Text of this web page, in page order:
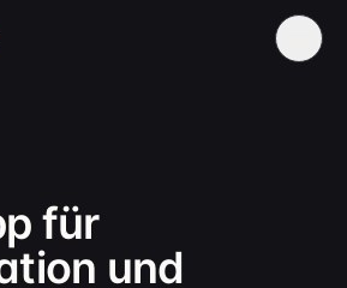
für
und